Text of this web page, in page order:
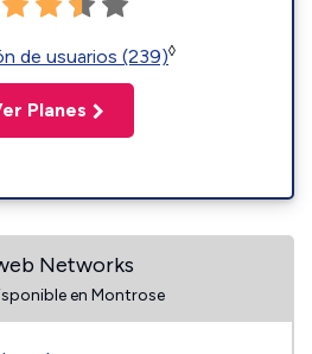
de usuarios (239)◊
Planes
Networks
en Montrose